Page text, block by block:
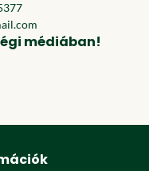
médiában!